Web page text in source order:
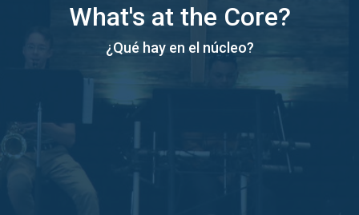
What's at the Core?
¿Qué hay en el núcleo?